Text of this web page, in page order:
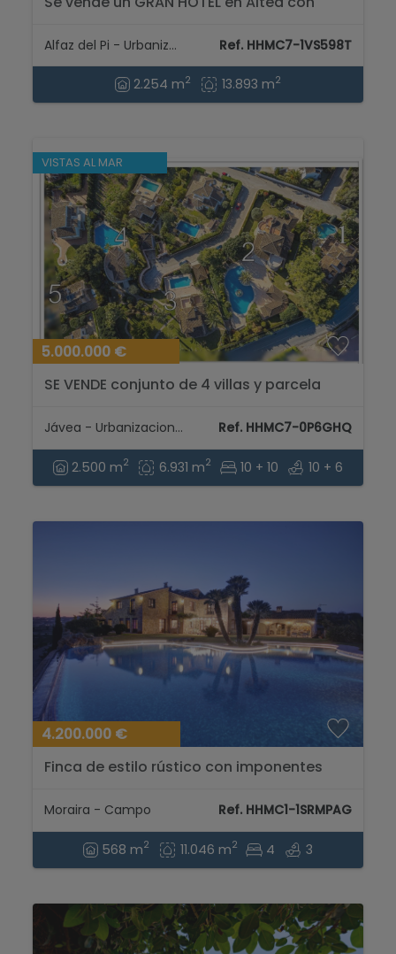
Alfaz del Pi - Urbanizaciones Ref. HHMC7-1VS598T
2.254 m2 13.893 m2
VISTAS AL MAR
5.000.000 €
SE VENDE conjunto de 4 villas y parcela
Jávea - Urbanizaciones Ref. HHMC7-0P6GHQ
2.500 m2 6.931 m2 10 + 10 10 + 6
4.200.000 €
Finca de estilo rústico con imponentes
Moraira - Campo Ref. HHMC1-1SRMPAG
568 m2 11.046 m2 4 3